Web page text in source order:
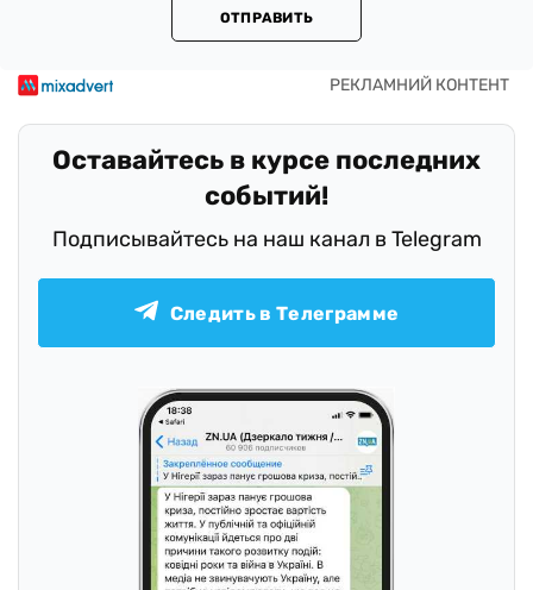
ОТПРАВИТЬ
Оставайтесь в курсе последних
событий!
Подписывайтесь на наш канал в Telegram
Следить в Телеграмме